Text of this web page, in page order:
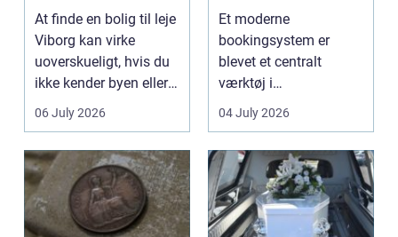
lejlighed
At finde en bolig til leje
Viborg kan virke
uoverskueligt, hvis du
ikke kender byen eller
det lokale...
06 July 2026
klinikhverdag
Et moderne
bookingsystem er
blevet et centralt
værktøj i
sundhedssektoren.
beh...
04 July 2026